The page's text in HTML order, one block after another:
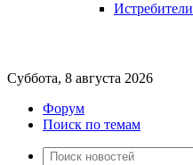
Истребители
Суббота, 8 августа 2026
Форум
Поиск по темам